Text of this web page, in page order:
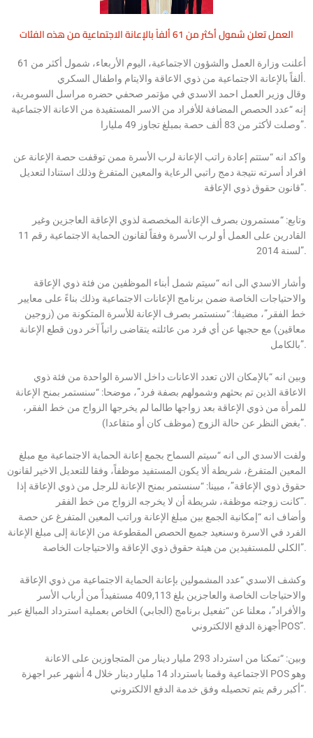
العمل تعلن شمول أكثر من 61 ألفاً بالإعانة الاجتماعية من هذه الفئات
أعلنت وزارة العمل والشؤون الاجتماعية، اليوم الأربعاء، شمول أكثر من 61
ألفاً بالإعانة الاجتماعية من ذوي الاعاقة والايتام واطفال السكري.
وقال وزير العمل احمد الاسدي في مؤتمر صحفي حضره مراسل السومرية،
إنه “عدد الحصص المضافة للأفراد من الاسر المستفيدة من الاعانة الاجتماعية
وصلت لأكثر من 83 ألف حصة بمبلغ تجاوز 49 مليارا”.
واكد انه “ستتم إعادة راتب الإعانة لرب الأسرة ممن توقفت حصة الإعانة عن
افراد أسرته نتيجة دمج راتبي الرعاية والمعين المتفرغ وذلك استنادا لتعديل
قانون حقوق ذوي الإعاقة”.
وتابع: “مستمرون بصرف الإعانة المخصصة لذوي الإعاقة العاجزين وغير
القادرين على العمل أو لرب الأسرة وفقاً لقانون الحماية الاجتماعية رقم 11
لسنة 2014”.
وأشار الاسدي الى انه “سيتم شمل أبناء الموظفين من فئة ذوي الإعاقة
والاحتياجات الخاصة ضمن برنامج الإعانات الاجتماعية وذلك بناءً على معايير
خط الفقر”، مضيفا: “سنستمر بصرف الإعانة للأسرة المتكونة من (زوجين
معاقين) مع حجبها عن أي فرد من عائلته يتقاضى راتباً آخر دون قطع الإعانة
بالكامل”.
وبين انه “بالإمكان الان تعدد الاعانات داخل الاسرة الواحدة من فئة ذوي
الاعاقة الذين تم بحثهم وشمولهم بصفة فرد”، موضحا: “سنستمر بمنح الإعانة
للمرأة من ذوي الإعاقة بعد زواجها طالما لم يخرجها الزواج من خط الفقر،
بغض النظر عن حالة الزوج (موظف كان أو متقاعدا)”.
ولفت الاسدي الى انه “سيتم السماح بجمع إعانة الحماية الاجتماعية مع مبلغ
المعين المتفرغ، شريطة ألا يكون المستفيد موظفاً، وفقا للتعديل الاخير لقانون
حقوق ذوي الإعاقة”، مبينا: “سنستمر بمنح الإعانة للرجل من ذوي الإعاقة إذا
كانت زوجته موظفة، شريطة أن لا يخرجه الزواج من خط الفقر”.
وأضاف انه “إمكانية الجمع بين مبلغ الإعانة وراتب المعين المتفرغ عن حصة
الفرد في الاسرة وسنعيد جميع الحصص المقطوعة من الإعانة إلى مبلغ الإعانة
الكلي للمستفيدين من هيئة حقوق ذوي الإعاقة والاحتياجات الخاصة”.
وكشف الاسدي “عدد المشمولين بإعانة الحماية الاجتماعية من ذوي الإعاقة
والاحتياجات الخاصة والعاجزين بلغ 409,113 مستفيداً من أرباب الأسر
والأفراد”، معلنا عن “تفعيل برنامج (الجابي) الخاص بعملية استرداد المبالغ عبر
أجهزة الدفع الالكترونيPOS”.
وبين: “تمكنا من استرداد 293 مليار دينار من المتجاوزين على الاعانة
الاجتماعية وقمنا باسترداد 14 مليار دينار خلال 4 أشهر عبر اجهزة POS وهو
أكبر رقم يتم تحصيله وفق خدمة الدفع الالكتروني”.